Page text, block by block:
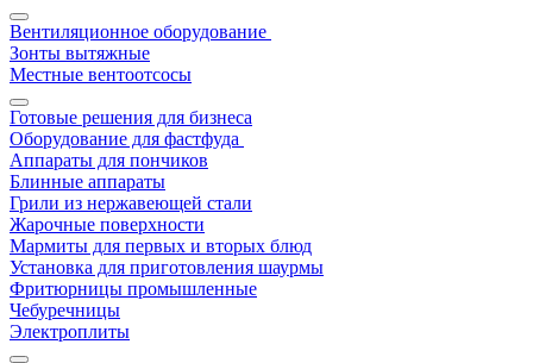
Вентиляционное оборудование
Зонты вытяжные
Местные вентоотсосы
Готовые решения для бизнеса
Оборудование для фастфуда
Аппараты для пончиков
Блинные аппараты
Грили из нержавеющей стали
Жарочные поверхности
Мармиты для первых и вторых блюд
Установка для приготовления шаурмы
Фритюрницы промышленные
Чебуречницы
Электроплиты